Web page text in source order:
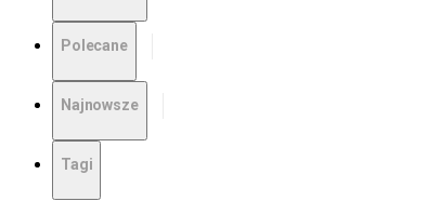
Polecane
Najnowsze
Tagi